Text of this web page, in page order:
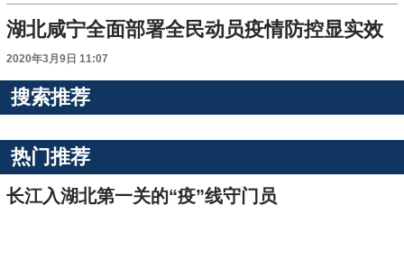
湖北咸宁全面部署全民动员疫情防控显实效
2020年3月9日 11:07
搜索推荐
热门推荐
长江入湖北第一关的“疫”线守门员